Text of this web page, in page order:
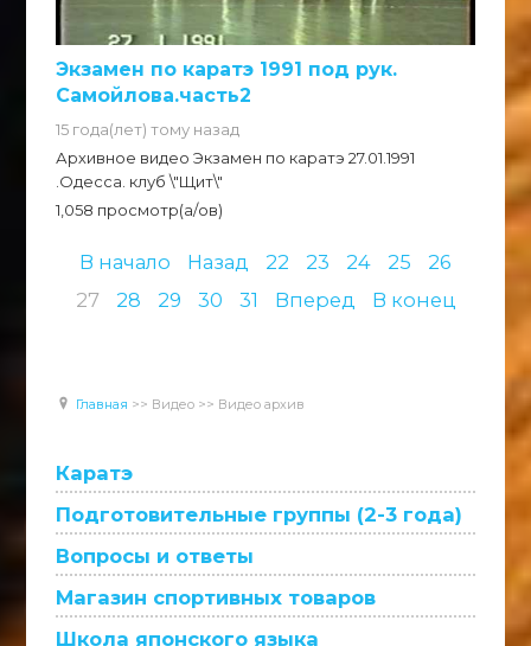
Экзамен по каратэ 1991 под рук.
Самойлова.часть2
15 года(лет) тому назад
Архивное видео Экзамен по каратэ 27.01.1991
.Одесса. клуб \"Щит\"
1,058 просмотр(а/ов)
В начало Назад 22 23 24 25
26
27
28 29 30 31 Вперед В конец
Главная >> Видео >> Видео архив
Каратэ
Подготовительные группы (2-3 года)
Вопросы и ответы
Магазин спортивных товаров
Школа японского языка